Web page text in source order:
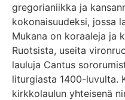
gregorianiikka ja
kokonaisuudeksi, jossa
Mukana on koraaleja ja
Ruotsista, useita
lauluja Cantus
liturgiasta 1400-luvulta.
kirkkolaulun yhteisenä